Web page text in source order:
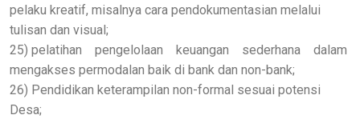
pelaku kreatif, misalnya cara pendokumentasian melalui
tulisan dan visual;
25) pelatihan pengelolaan keuangan sederhana dalam
mengakses permodalan baik di bank dan non-bank;
26) Pendidikan keterampilan non-formal sesuai potensi
Desa;